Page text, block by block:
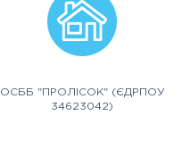
ОСББ "ПРОЛІСОК" (ЄДРПОУ
34623042)